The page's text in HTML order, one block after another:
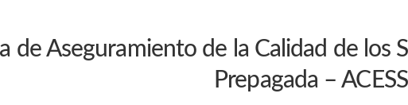
de Aseguramiento de la Calidad de los
Prepagada – ACESS